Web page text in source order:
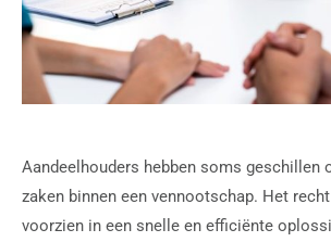
Aandeelhouders hebben soms geschillen
zaken binnen een vennootschap. Het
voorzien in een snelle en efficiënte